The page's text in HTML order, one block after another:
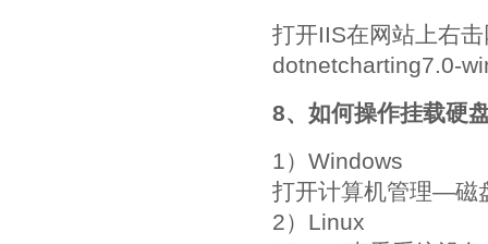
打开IIS在网站上右
dotnetcharting7.0-
8、如何操作挂载硬
1）Windows
打开计算机管理—磁
2）Linux